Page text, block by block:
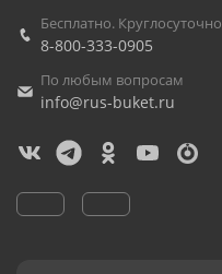
Бесплатно. Круглосуточно
8-800-333-0905
По любым вопросам
info@rus-buket.ru